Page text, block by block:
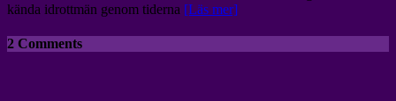
kända idrottmän genom tiderna [Läs mer]
2 Comments